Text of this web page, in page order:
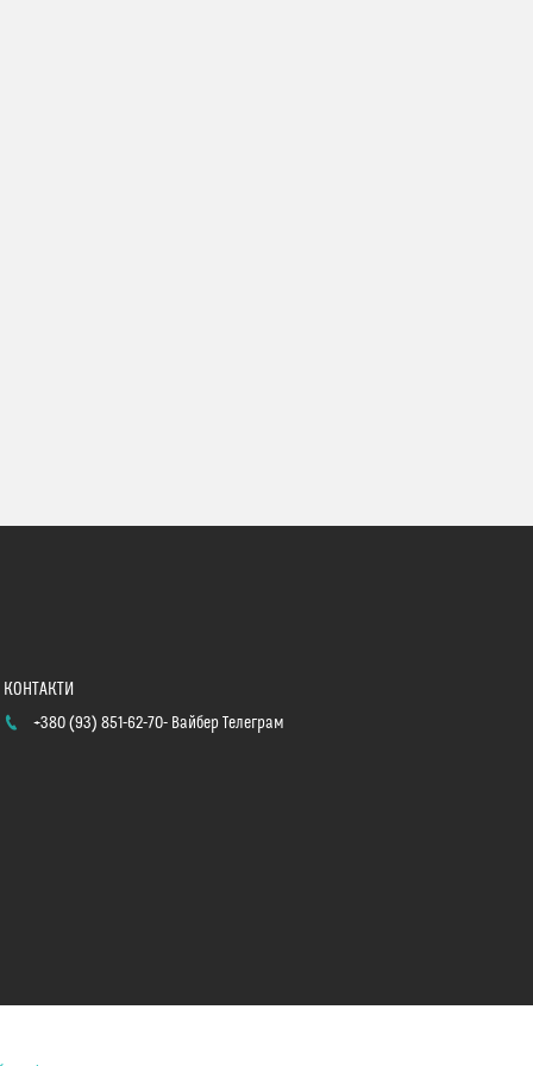
+380 (93) 851-62-70 Вайбер Телеграм